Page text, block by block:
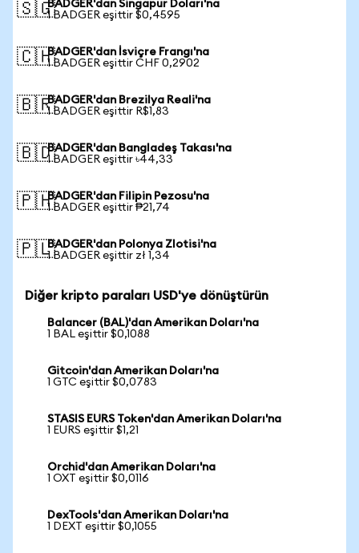
🇸🇬BADGER'dan Singapur Doları'na
1 BADGER eşittir $0,4595
🇨🇭BADGER'dan İsviçre Frangı'na
1 BADGER eşittir CHF 0,2902
🇧🇷BADGER'dan Brezilya Reali'na
1 BADGER eşittir R$1,83
🇧🇩BADGER'dan Bangladeş Takası'na
1 BADGER eşittir ৳44,33
🇵🇭BADGER'dan Filipin Pezosu'na
1 BADGER eşittir ₱21,74
🇵🇱BADGER'dan Polonya Zlotisi'na
1 BADGER eşittir zł 1,34
Diğer kripto paraları USD'ye dönüştürün
Balancer (BAL)'dan Amerikan Doları'na
1 BAL eşittir $0,1088
Gitcoin'dan Amerikan Doları'na
1 GTC eşittir $0,0783
STASIS EURS Token'dan Amerikan Doları'na
1 EURS eşittir $1,21
Orchid'dan Amerikan Doları'na
1 OXT eşittir $0,0116
DexTools'dan Amerikan Doları'na
1 DEXT eşittir $0,1055